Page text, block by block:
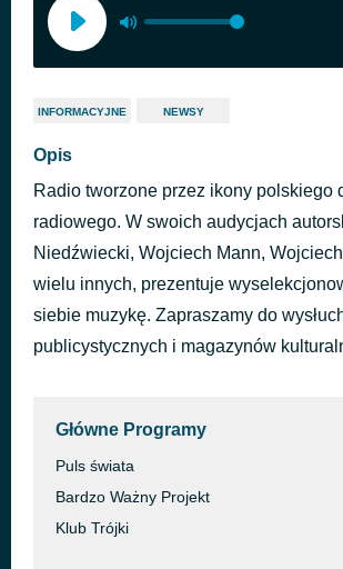
INFORMACYJNE NEWSY
Opis
Radio tworzone przez ikony polskiego
radiowego. W swoich audycjach
Niedźwiecki, Wojciech Mann,
wielu innych, prezentuje
siebie muzykę. Zapraszamy do
publicystycznych i magazynów
Główne Programy
Puls świata
Bardzo Ważny Projekt
Klub Trójki